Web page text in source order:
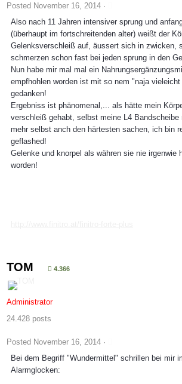
Posted November 16, 2014 ·
Also nach 11 Jahren intensiver sprung und
(überhaupt im fortschreitenden alter) weißt der
Gelenksverschleiß auf, äussert sich in zwicken,
schmerzen schon fast bei jeden sprung in den
Nun habe mir mal mal ein
empfhohlen worden ist mit so nem "naja
gedanken!
Ergebniss ist phänomenal,... als hätte mein
verschleiß gehabt, selbst meine L4
mehr selbst anch den härtesten sachen, ich bin
geflashed!
Gelenke und knorpel als währen sie nie irgenwie
worden!
TOM 4.366
Administrator
24.428 posts
Posted November 16, 2014 ·
Bei dem Begriff "Wundermittel" schrillen bei mir
Alarmglocken: